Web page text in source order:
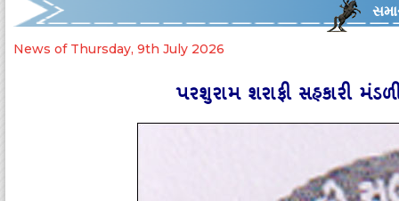
News of Thursday, 9th July 2026
પરશુરામ શરાફી સહકારી